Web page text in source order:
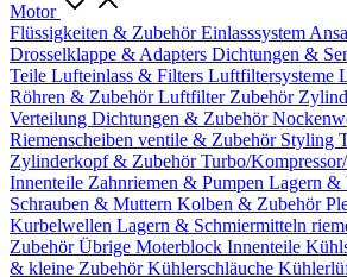
Motor
Flüssigkeiten & ZubehörEinlasssystem
Drosselklappe & Adapters Dichtungen &
Teile Lufteinlass & Filters Luftfiltersysteme
Röhren & ZubehörLuftfilter Zubehör
Verteilung Dichtungen & Zubehör
Riemenscheiben ventile & Zubehör Styling
Zylinderkopf & ZubehörTurbo/
Innenteile Zahnriemen & Pumpen Lagern &
Schrauben & Muttern Kolben & Zubehör
Kurbelwellen Lagern & Schmiermitteln
ZubehörÜbrige Moterblock Innenteile
& kleine ZubehörKühlerschläuche